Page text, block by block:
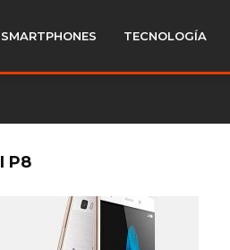
SMARTPHONES TECNOLOGÍA
P8